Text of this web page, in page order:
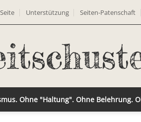
Unterstützung Seiten-Patenschaft
Ohne "Haltung". Ohne Belehrung.